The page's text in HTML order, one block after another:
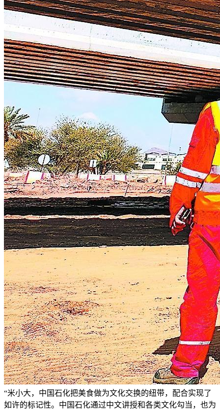
“米小大，中国石化把美食做为文化交换的纽带，配合实现了
如许的标记性。中国石化通过中文讲授和各类文化勾当，也为